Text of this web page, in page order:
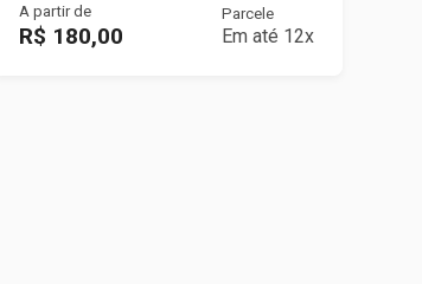
A partir de
R$ 180,00
Parcele
Em até 12x